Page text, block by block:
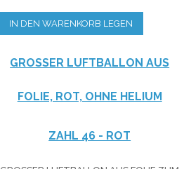
IN DEN WARENKORB LEGEN
GROSSER LUFTBALLON AUS F
OLIE, ROT, OHNE HELIUM
ZAHL 46 - ROT